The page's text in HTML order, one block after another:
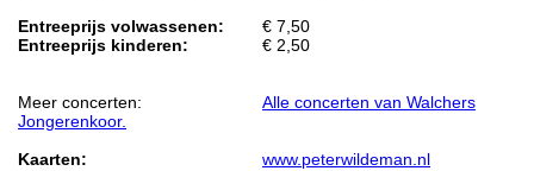
Entreeprijs volwassenen:
€ 7,50
Entreeprijs kinderen:
€ 2,50
Meer concerten:
Alle concerten van Walchers
Jongerenkoor.
Kaarten:
www.peterwildeman.nl